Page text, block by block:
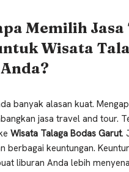
Memilih
Wisata
banyak alasan kuat.
jasa travel and tour.
Wisata Talaga Bodas Garut.
berbagai keuntungan.
liburan Anda lebih